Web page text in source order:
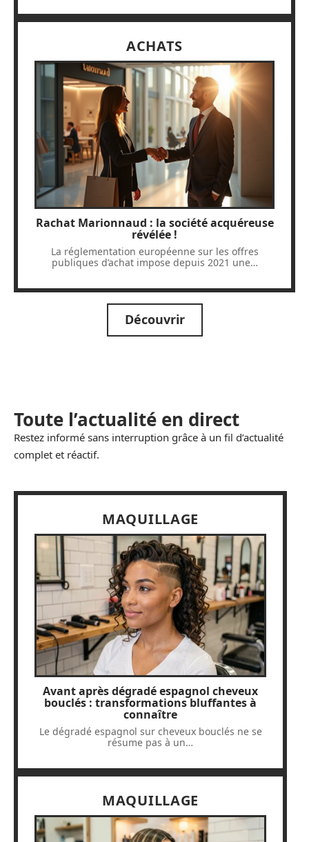
ACHATS
Rachat Marionnaud : la société acquéreuse
révélée !
La réglementation européenne sur les offres
publiques d’achat impose depuis 2021 une…
Découvrir
Toute l’actualité en direct
Restez informé sans interruption grâce à un fil d’actualité
complet et réactif.
MAQUILLAGE
Avant après dégradé espagnol cheveux
bouclés : transformations bluffantes à
connaître
Le dégradé espagnol sur cheveux bouclés ne se
résume pas à un…
MAQUILLAGE